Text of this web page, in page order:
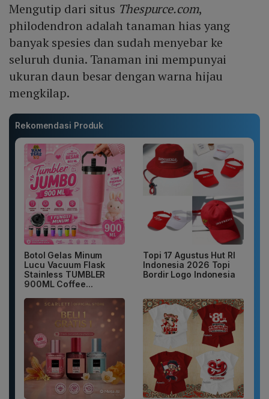
Mengutip dari situs Thespurce.com,
philodendron adalah tanaman hias yang
banyak spesies dan sudah menyebar ke
seluruh dunia. Tanaman ini mempunyai
ukuran daun besar dengan warna hijau
mengkilap.
Rekomendasi Produk
Botol Gelas Minum
Lucu Vacuum Flask
Stainless TUMBLER
900ML Coffee...
Topi 17 Agustus Hut RI
Indonesia 2026 Topi
Bordir Logo Indonesia